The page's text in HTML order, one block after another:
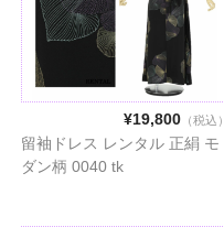
¥19,800（税込）
留袖ドレス レンタル 正絹 モ
ダン柄 0040 tk